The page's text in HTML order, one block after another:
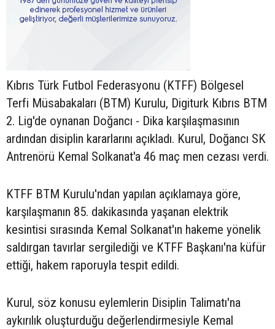
Kıbrıs Türk Futbol Federasyonu (KTFF) Bölgesel
Terfi Müsabakaları (BTM) Kurulu, Digiturk Kıbrıs BTM
2. Lig'de oynanan Doğancı - Dika karşılaşmasının
ardından disiplin kararlarını açıkladı. Kurul, Doğancı SK
Antrenörü Kemal Solkanat'a 46 maç men cezası verdi.
KTFF BTM Kurulu'ndan yapılan açıklamaya göre,
karşılaşmanın 85. dakikasında yaşanan elektrik
kesintisi sırasında Kemal Solkanat'ın hakeme yönelik
saldırgan tavırlar sergilediği ve KTFF Başkanı'na küfür
ettiği, hakem raporuyla tespit edildi.
Kurul, söz konusu eylemlerin Disiplin Talimatı'na
aykırılık oluşturduğu değerlendirmesiyle Kemal